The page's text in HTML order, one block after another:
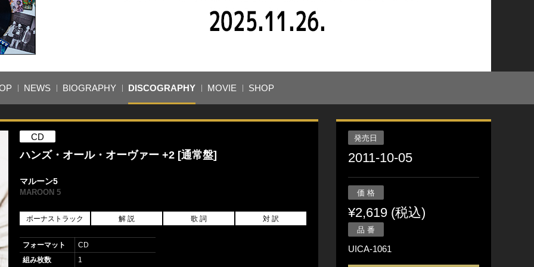
NEWS BIOGRAPHY DISCOGRAPHY MOVIE SHOP
CD
ハンズ・オール・オーヴァー +2 [通常盤]
マルーン5
MAROON 5
ボーナストラック 解 説 歌 詞 対 訳
フォーマット
CD
組み枚数
1
発売日
2011-10-05
価 格
¥2,619 (税込)
品 番
UICA-1061